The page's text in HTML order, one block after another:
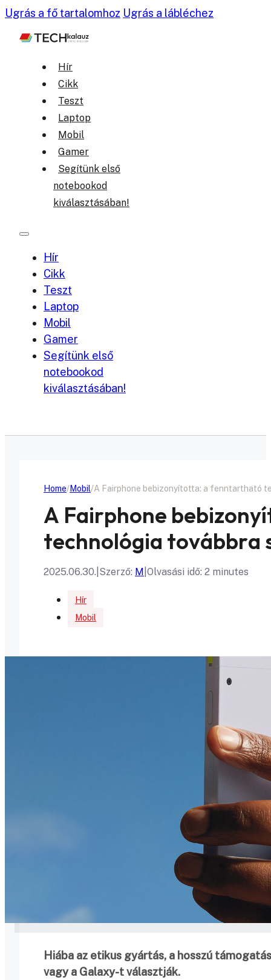
Ugrás a fő tartalomhoz Ugrás a lábléchez
Hír
Cikk
Teszt
Laptop
Mobil
Gamer
Segítünk első
notebookod
kiválasztásában!
Hír
Cikk
Teszt
Laptop
Mobil
Gamer
Segítünk első
notebookod
kiválasztásában!
Home Mobil A Fairphone bebizonyította: a fenntartható
A Fairphone
technológia továbbra
2025.06.30. Szerző: M Olvasási idő: 2 minutes
Hír
Mobil
Hiába az etikus gyártás, a hosszú
vagy a Galaxy-t választják.